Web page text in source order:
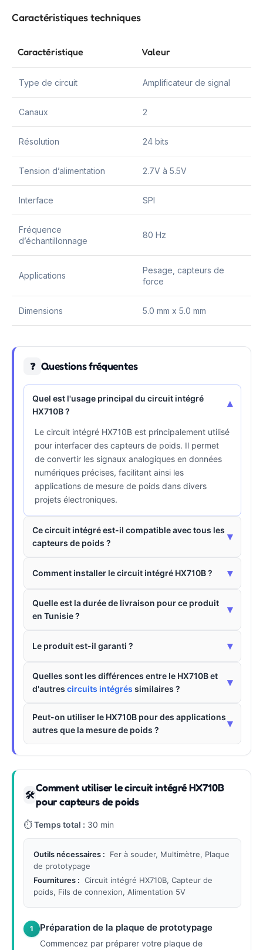
Caractéristiques techniques
Caractéristique Valeur
Type de circuit Amplificateur de signal
Canaux 2
Résolution 24 bits
Tension d’alimentation 2.7V à 5.5V
Interface SPI
Fréquence
d’échantillonnage
80 Hz
Applications
Pesage, capteurs de
force
Dimensions 5.0 mm x 5.0 mm
❓ Questions fréquentes
Quel est l'usage principal du circuit intégré
HX710B ?
▾
Le circuit intégré HX710B est principalement utilisé
pour interfacer des capteurs de poids. Il permet
de convertir les signaux analogiques en données
numériques précises, facilitant ainsi les
applications de mesure de poids dans divers
projets électroniques.
Ce circuit intégré est-il compatible avec tous les
capteurs de poids ?
▾
Comment installer le circuit intégré HX710B ? ▾
Quelle est la durée de livraison pour ce produit
en Tunisie ?
▾
Le produit est-il garanti ? ▾
Quelles sont les différences entre le HX710B et
d'autres circuits intégrés similaires ?
▾
Peut-on utiliser le HX710B pour des applications
autres que la mesure de poids ?
▾
🛠
Comment utiliser le circuit intégré HX710B
pour capteurs de poids
⏱Temps total : 30 min
Outils nécessaires :
Fer à souder, Multimètre, Plaque
de prototypage
Fournitures : Circuit intégré HX710B, Capteur de
poids, Fils de connexion, Alimentation 5V
1 Préparation de la plaque de prototypage
Commencez par préparer votre plaque de